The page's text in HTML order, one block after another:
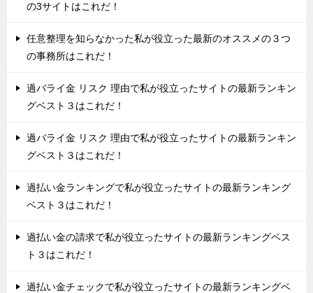
の3サイトはこれだ！
任意整理を知らなかった私が役立った最新のオススメの３つ
の事務所はこれだ！
過バライ金 リスク 理由で私が役立ったサイトの最新ランキン
グベスト３はこれだ！
過バライ金 リスク 理由で私が役立ったサイトの最新ランキン
グベスト３はこれだ！
過払い金ランキングで私が役立ったサイトの最新ランキング
ベスト３はこれだ！
過払い金の請求で私が役立ったサイトの最新ランキングベス
ト３はこれだ！
過払い金チェックで私が役立ったサイトの最新ランキングベ